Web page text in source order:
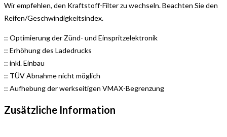
Wir empfehlen, den Kraftstoff-Filter zu wechseln. Beachten Sie den
Reifen/Geschwindigkeitsindex.
:: Optimierung der Zünd- und Einspritzelektronik
:: Erhöhung des Ladedrucks
:: inkl. Einbau
:: TÜV Abnahme nicht möglich
:: Aufhebung der werkseitigen VMAX-Begrenzung
Zusätzliche Information